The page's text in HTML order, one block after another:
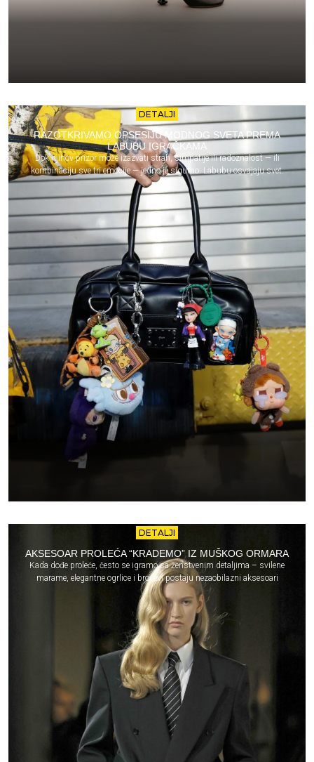
DETALJI
RAZOTKRIVAMO OPSESIJU MODNOG SVETA PREMA
LABUBU IGRAČKAMA
Dok njihov prizor može izazvati strah, simpatije ili radoznalost — ili
kombinaciju sve tri emocije — jedno je sigurno: Labubu osvajaju svet.
DETALJI
AKSESOAR PROLEĆA “KRADEMO” IZ MUŠKOG ORMARA
Kada dođe proleće, često se igramo sa ženstvenim detaljima – svilene
marame, elegantne ogrlice i broševi postaju nezaobilazni aksesoari